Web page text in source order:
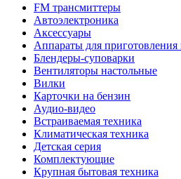
FM трансмиттеры
Автоэлектроника
Аксессуары
Аппараты для приготовления
Блендеры-суповарки
Вентиляторы настольные
Вилки
Карточки на бензин
Аудио-видео
Встраиваемая техника
Климатическая техника
Детская серия
Комплектующие
Крупная бытовая техника